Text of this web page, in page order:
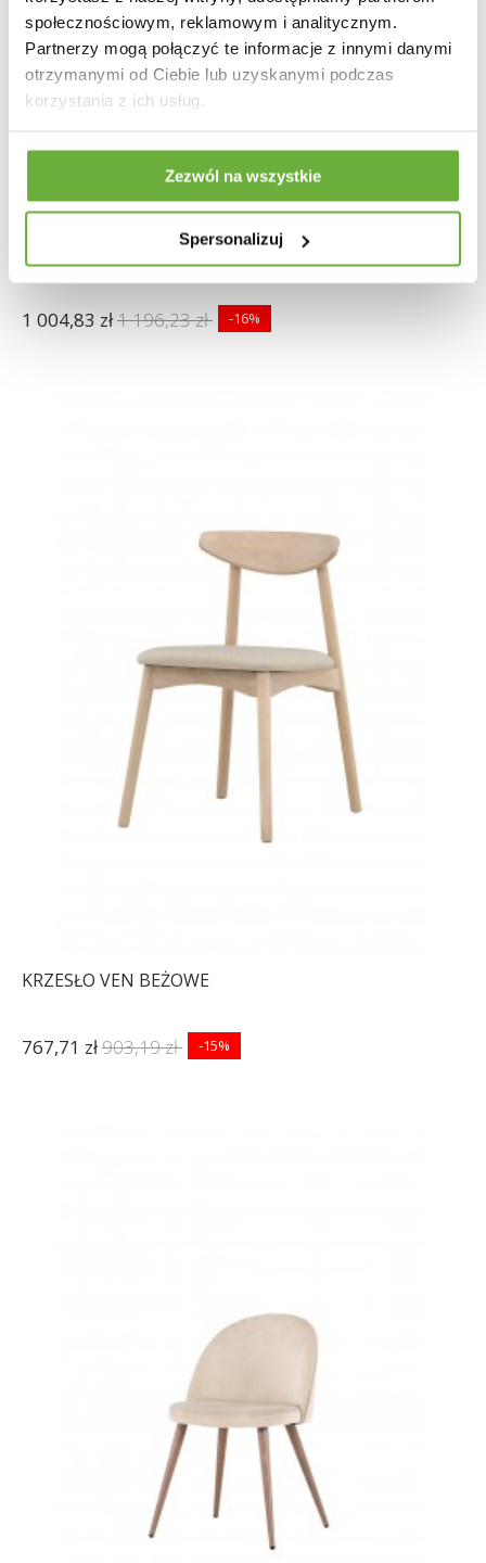
społecznościowym, reklamowym i analitycznym.
Partnerzy mogą połączyć te informacje z innymi danymi
otrzymanymi od Ciebie lub uzyskanymi podczas
korzystania z ich usług.
Zezwól na wszystkie
Spersonalizuj
KRZESŁO OBROTOWE KARA BEŻOWE
1 004,83 zł1 196,23 zł -16%
KRZESŁO VEN BEŻOWE
767,71 zł903,19 zł -15%